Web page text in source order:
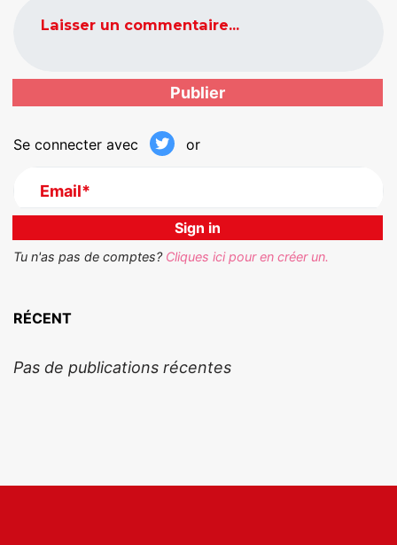
Laisser un commentaire...
Se connecter avec or
Email*
Tu n'as pas de comptes? Cliques ici pour en créer un.
RÉCENT
Pas de publications récentes